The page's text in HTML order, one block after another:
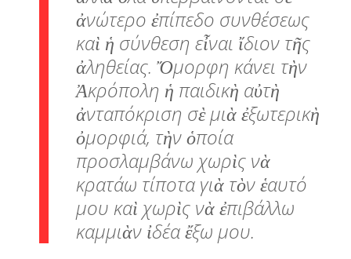
ἀνώτερο ἐπίπεδο συνθέσεως
καὶ ἡ σύνθεση εἶναι ἴδιον τῆς
ἀληθείας. Ὄμορφη κάνει τὴν
Ἀκρόπολη ἡ παιδικὴ αὐτὴ
ἀνταπόκριση σὲ μιὰ ἐξωτερικὴ
ὀμορφιά, τὴν ὁποία
προσλαμβάνω χωρὶς νὰ
κρατάω τίποτα γιὰ τὸν ἑαυτό
μου καὶ χωρὶς νὰ ἐπιβάλλω
καμμιὰν ἰδέα ἔξω μου.